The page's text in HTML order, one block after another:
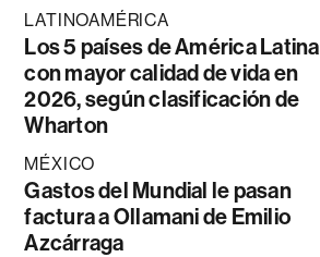
LATINOAMÉRICA
Los 5 países de América Latina
con mayor calidad de vida en
2026, según clasificación de
Wharton
MÉXICO
Gastos del Mundial le pasan
factura a Ollamani de Emilio
Azcárraga